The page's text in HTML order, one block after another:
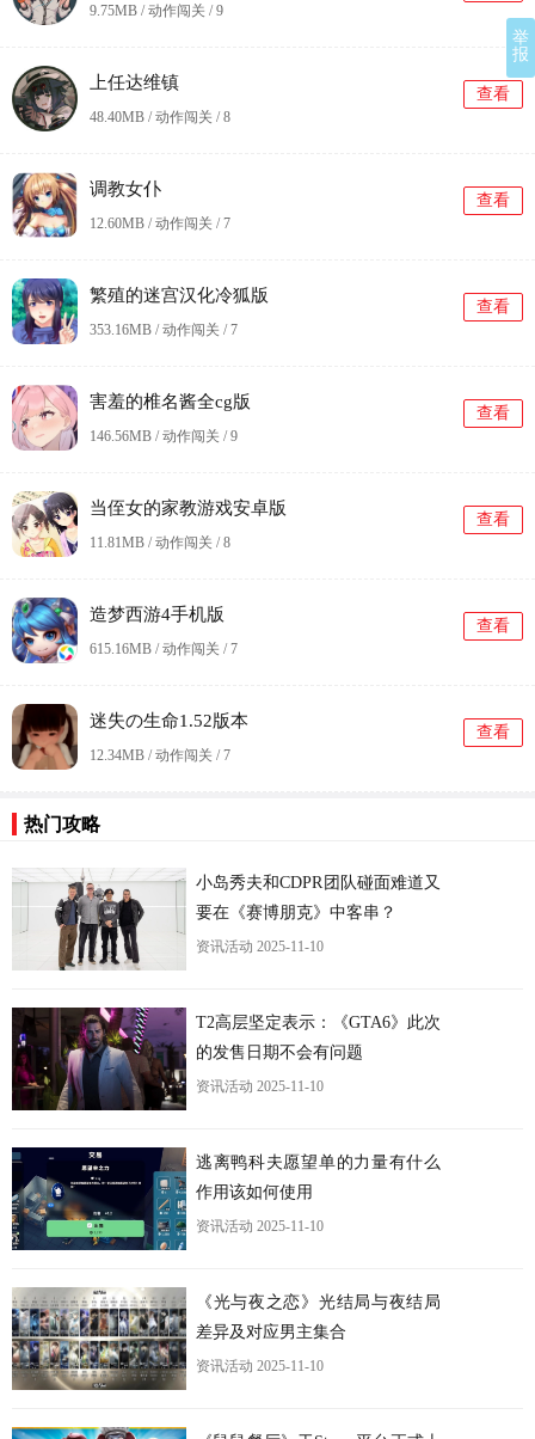
9.75MB / 动作闯关 /9
上任达维镇
48.40MB / 动作闯关 /8
查看
调教女仆
12.60MB / 动作闯关 /7
查看
繁殖的迷宫汉化冷狐版
353.16MB / 动作闯关 /7
查看
害羞的椎名酱全cg版
146.56MB / 动作闯关 /9
查看
当侄女的家教游戏安卓版
11.81MB / 动作闯关 /8
查看
造梦西游4手机版
615.16MB / 动作闯关 /7
查看
迷失の生命1.52版本
12.34MB / 动作闯关 /7
查看
热门攻略
小岛秀夫和CDPR团队碰面难道又
要在《赛博朋克》中客串？
资讯活动 2025-11-10
T2高层坚定表示：《GTA6》此次
的发售日期不会有问题
资讯活动 2025-11-10
逃离鸭科夫愿望单的力量有什么
作用该如何使用
资讯活动 2025-11-10
《光与夜之恋》光结局与夜结局
差异及对应男主集合
资讯活动 2025-11-10
举
报